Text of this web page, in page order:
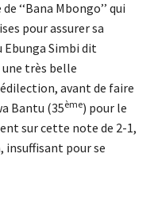
‘‘Bana Mbongo’’ qui
pour assurer sa
Ebunga Simbi dit
une très belle
avant de faire
Bantu (35ème) pour le
sur cette note de 2-1,
insuffisant pour se